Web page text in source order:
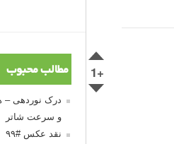
+1 مطالب محبوب
و سرعت شاتر
نقد عکس #۹۹